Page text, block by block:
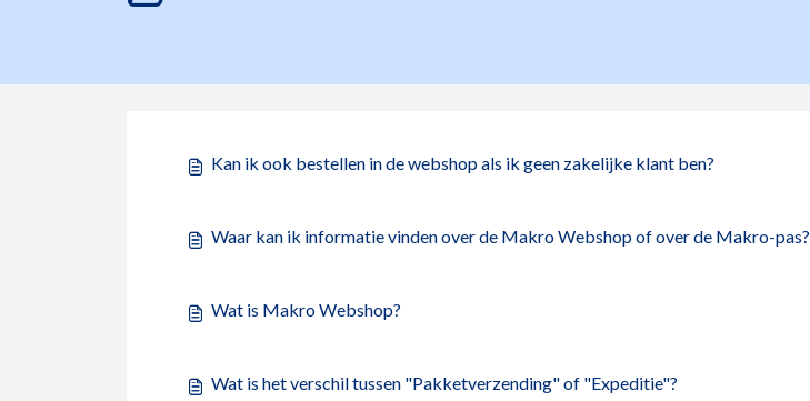
Kan ik ook bestellen in de webshop als ik geen zakelijke klant ben?
Waar kan ik informatie vinden over de Makro Webshop of over de Makro-pas?
Wat is Makro Webshop?
Wat is het verschil tussen "Pakketverzending" of "Expeditie"?